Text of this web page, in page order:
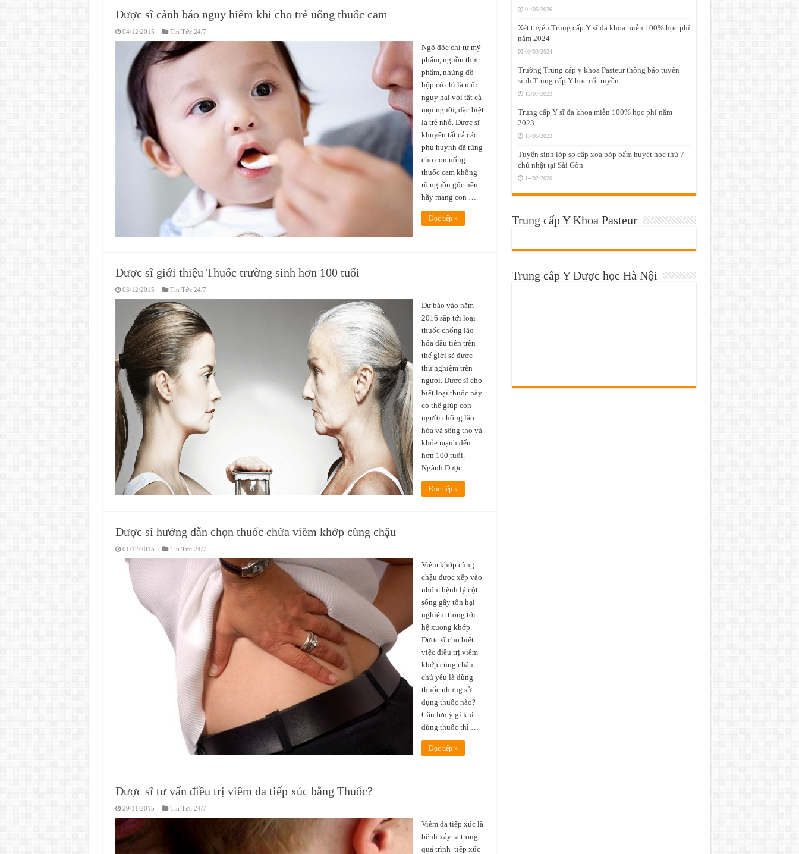
Dược sĩ cảnh báo nguy hiểm khi cho trẻ uống thuốc cam
04/12/2015 Tin Tức 24/7
Ngộ độc chì từ mỹ
phẩm, nguồn thực
phẩm, những đồ
hộp có chì là mối
nguy hại với tất cả
mọi người, đặc biệt
là trẻ nhỏ. Dược sĩ
khuyên tất cả các
phụ huynh đã từng
cho con uống
thuốc cam không
rõ nguồn gốc nên
hãy mang con …
Đọc tiếp »
Dược sĩ giới thiệu Thuốc trường sinh hơn 100 tuổi
03/12/2015 Tin Tức 24/7
Dự báo vào năm
2016 sắp tới loại
thuốc chống lão
hóa đầu tiên trên
thế giới sẽ được
thử nghiệm trên
người. Dược sĩ cho
biết loại thuốc này
có thể giúp con
người chống lão
hóa và sống thọ và
khỏe mạnh đến
hơn 100 tuổi.
Ngành Dược …
Đọc tiếp »
Dược sĩ hướng dẫn chọn thuốc chữa viêm khớp cùng chậu
01/12/2015 Tin Tức 24/7
Viêm khớp cùng
chậu được xếp vào
nhóm bệnh lý cột
sống gây tổn hại
nghiêm trọng tới
hệ xương khớp.
Dược sĩ cho biết
việc điều trị viêm
khớp cùng chậu
chủ yếu là dùng
thuốc nhưng sử
dụng thuốc nào?
Cần lưu ý gì khi
dùng thuốc thì …
Đọc tiếp »
Dược sĩ tư vấn điều trị viêm da tiếp xúc bằng Thuốc?
29/11/2015 Tin Tức 24/7
Viêm da tiếp xúc là
bệnh xảy ra trong
quá trình tiếp xúc
04/05/2026
Xét tuyển Trung cấp Y sĩ đa khoa miễn 100% học phí
năm 2024
09/03/2024
Trường Trung cấp y khoa Pasteur thông báo tuyển
sinh Trung cấp Y học cổ truyền
12/07/2023
Trung cấp Y sĩ đa khoa miễn 100% học phí năm
2023
15/05/2023
Tuyển sinh lớp sơ cấp xoa bóp bấm huyệt học thứ 7
chủ nhật tại Sài Gòn
14/02/2020
Trung cấp Y Khoa Pasteur
Trung cấp Y Dược học Hà Nội